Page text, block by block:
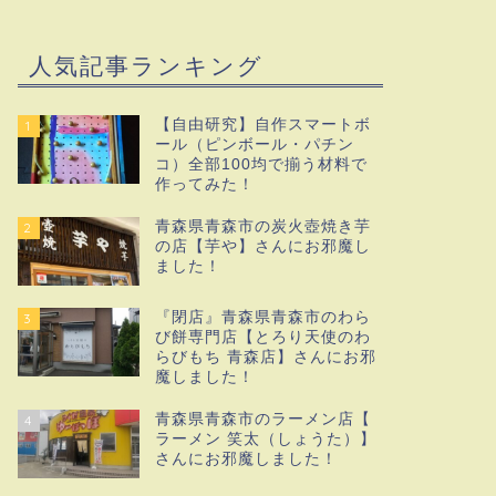
人気記事ランキング
1
【自由研究】自作スマートボ
ール（ピンボール・パチン
コ）全部100均で揃う材料で
作ってみた！
2
青森県青森市の炭火壺焼き芋
の店【芋や】さんにお邪魔し
ました！
3
『閉店』青森県青森市のわら
び餅専門店【とろり天使のわ
らびもち 青森店】さんにお邪
魔しました！
4
青森県青森市のラーメン店【
ラーメン 笑太（しょうた）】
さんにお邪魔しました！